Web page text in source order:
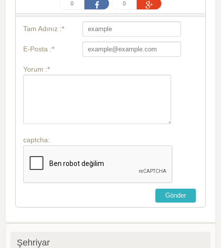
0 0
Tam Adınız :*
E-Posta :*
Yorum :*
captcha:
Şehriyar